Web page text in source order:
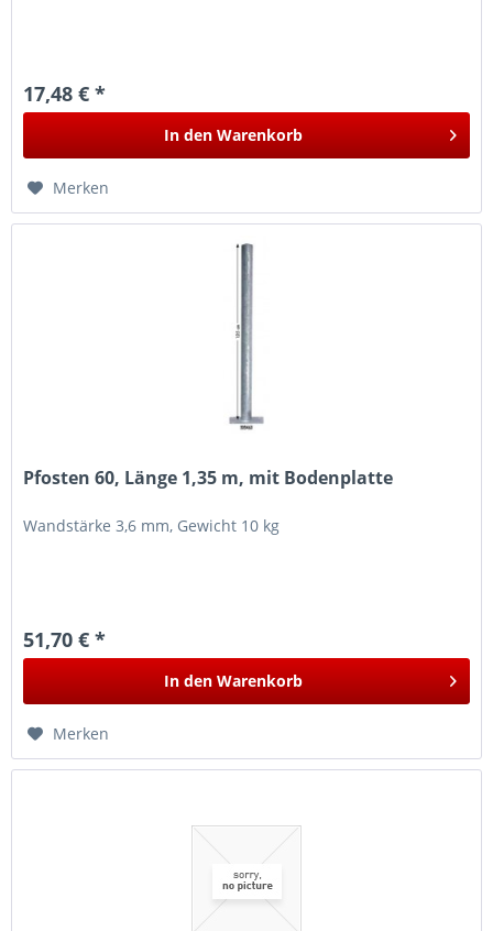
17,48 € *
In den Warenkorb
Merken
Pfosten 60, Länge 1,35 m, mit Bodenplatte
Wandstärke 3,6 mm, Gewicht 10 kg
51,70 € *
In den Warenkorb
Merken